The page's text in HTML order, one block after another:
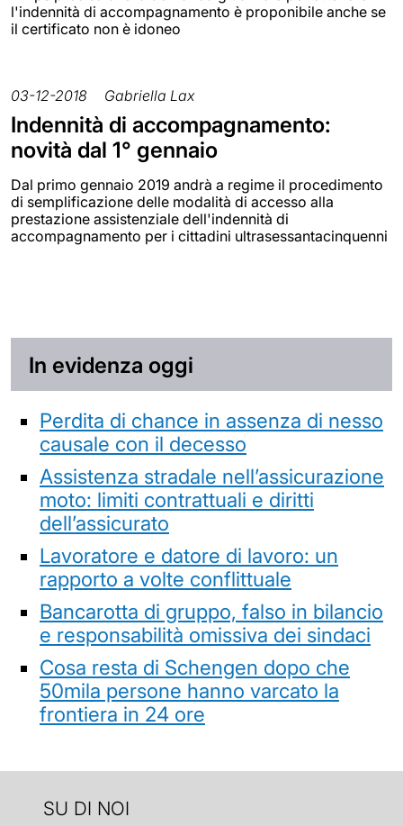
l'indennità di accompagnamento è proponibile anche se
il certificato non è idoneo
03-12-2018 Gabriella Lax
Indennità di accompagnamento:
novità dal 1° gennaio
Dal primo gennaio 2019 andrà a regime il procedimento
di semplificazione delle modalità di accesso alla
prestazione assistenziale dell'indennità di
accompagnamento per i cittadini ultrasessantacinquenni
In evidenza oggi
Perdita di chance in assenza di nesso
causale con il decesso
Assistenza stradale nell’assicurazione
moto: limiti contrattuali e diritti
dell’assicurato
Lavoratore e datore di lavoro: un
rapporto a volte conflittuale
Bancarotta di gruppo, falso in bilancio
e responsabilità omissiva dei sindaci
Cosa resta di Schengen dopo che
50mila persone hanno varcato la
frontiera in 24 ore
SU DI NOI